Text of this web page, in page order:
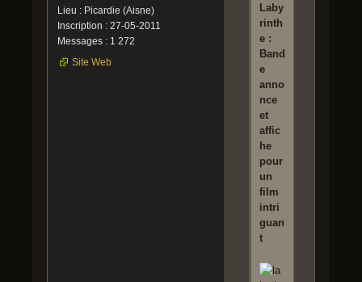
Lieu : Picardie (Aisne)
Inscription : 27-05-2011
Messages : 1 272
Site Web
Laby
rinth
e :
Band
e
anno
nce
et
affic
he
pour
un
film
intri
guan
t